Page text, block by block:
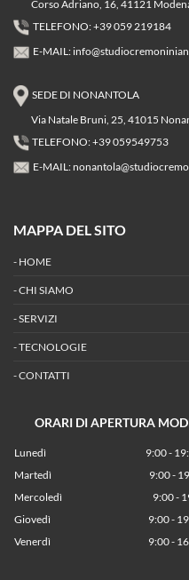
Corso Adriano, 16, 41121
TELEFONO: +39 059 219184
E-MAIL:
SEDE DI NONANTOLA
Via Natale Bruni, 25, 41015
TELEFONO: +39 059549753
E-MAIL:
MAPPA DEL SITO
- HOME
-CHI SIAMO
-SERVIZI
-TECNOLOGIE
-CONTATTI
ORARI DI APERTURA
Lunedì 9:00 -
Martedì 9:00 -
Mercoledì 9:00 -
Giovedì 9:00 -
Venerdì 9:00 -